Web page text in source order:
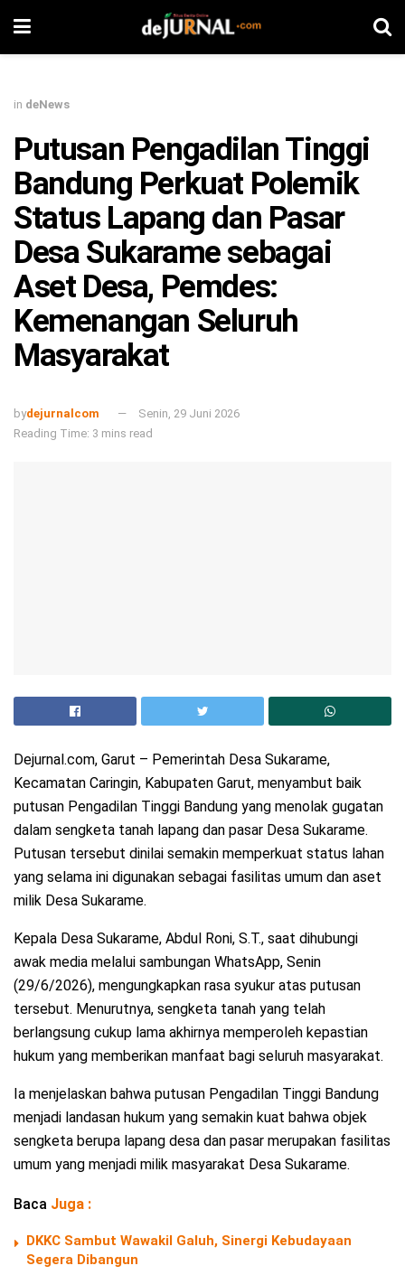
in deNews
Putusan Pengadilan Tinggi
Bandung Perkuat Polemik
Status Lapang dan Pasar
Desa Sukarame sebagai
Aset Desa, Pemdes:
Kemenangan Seluruh
Masyarakat
bydejurnalcom
Senin, 29 Juni 2026
Reading Time: 3 mins read
Dejurnal.com, Garut – Pemerintah Desa Sukarame,
Kecamatan Caringin, Kabupaten Garut, menyambut baik
putusan Pengadilan Tinggi Bandung yang menolak gugatan
dalam sengketa tanah lapang dan pasar Desa Sukarame.
Putusan tersebut dinilai semakin memperkuat status lahan
yang selama ini digunakan sebagai fasilitas umum dan aset
milik Desa Sukarame.
Kepala Desa Sukarame, Abdul Roni, S.T., saat dihubungi
awak media melalui sambungan WhatsApp, Senin
(29/6/2026), mengungkapkan rasa syukur atas putusan
tersebut. Menurutnya, sengketa tanah yang telah
berlangsung cukup lama akhirnya memperoleh kepastian
hukum yang memberikan manfaat bagi seluruh masyarakat.
Ia menjelaskan bahwa putusan Pengadilan Tinggi Bandung
menjadi landasan hukum yang semakin kuat bahwa objek
sengketa berupa lapang desa dan pasar merupakan fasilitas
umum yang menjadi milik masyarakat Desa Sukarame.
Baca Juga :
DKKC Sambut Wawakil Galuh, Sinergi Kebudayaan
Segera Dibangun